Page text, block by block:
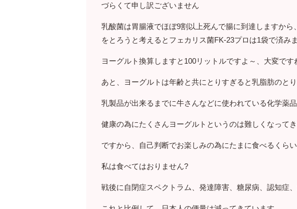
づらくて申し訳ございません
乳酸菌は胃腸液でほぼ9割以上死んで腸に到達しますか
をとろうと考えるとフェカリス菌FK-23プロは1袋で済み
ヨーグルト換算しますと100リットルですよ～、大変で
あと、ヨーグルトは年齢と共にとりすぎると乳脂肪のと
乳製品が出来るまでに牛さんなどに使われている化学薬
健康の為にたくさんヨーグルトというのは難しくなって
ですから、自己判断でお楽しみの為にたまに食べるくら
私は食べてはおりません?
戦後に自閉症スペクトラム、発達障害、糖尿病、認知症